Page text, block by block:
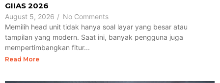
GIIAS 2026
August 5, 2026 / No Comments
Memilih head unit tidak hanya soal layar yang besar atau
tampilan yang modern. Saat ini, banyak pengguna juga
mempertimbangkan fitur...
Read More